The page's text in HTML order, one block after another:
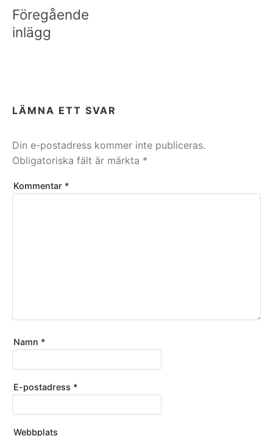
Föregående
inlägg
LÄMNA ETT SVAR
Din e-postadress kommer inte publiceras.
Obligatoriska fält är märkta *
Kommentar *
Namn *
E-postadress *
Webbplats